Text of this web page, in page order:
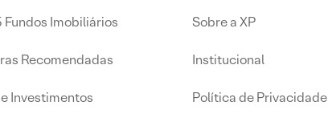
Fundos Imobiliários
Recomendadas
Investimentos
Sobre a XP
Institucional
Política de Privacidade